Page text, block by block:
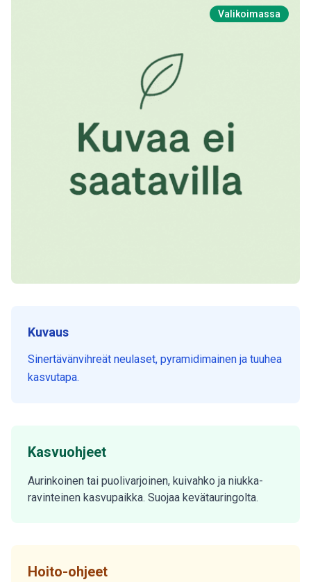
Valikoimassa
Kuvaus
Sinertävänvihreät neulaset, pyramidimainen ja tuuhea
kasvutapa.
Kasvuohjeet
Aurinkoinen tai puolivarjoinen, kuivahko ja niukka-
ravinteinen kasvupaikka. Suojaa kevätauringolta.
Hoito-ohjeet